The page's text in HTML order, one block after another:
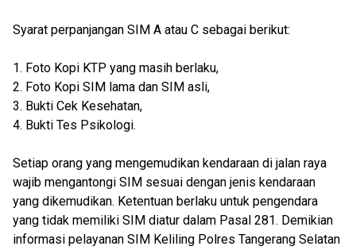
Syarat perpanjangan SIM A atau C sebagai berikut:
1. Foto Kopi KTP yang masih berlaku,
2. Foto Kopi SIM lama dan SIM asli,
3. Bukti Cek Kesehatan,
4. Bukti Tes Psikologi.
Setiap orang yang mengemudikan kendaraan di jalan raya
wajib mengantongi SIM sesuai dengan jenis kendaraan
yang dikemudikan. Ketentuan berlaku untuk pengendara
yang tidak memiliki SIM diatur dalam Pasal 281. Demikian
informasi pelayanan SIM Keliling Polres Tangerang Selatan